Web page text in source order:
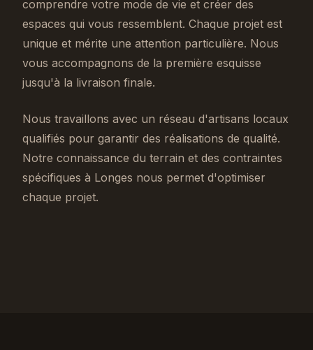
comprendre votre mode de vie et créer des
espaces qui vous ressemblent. Chaque projet est
unique et mérite une attention particulière. Nous
vous accompagnons de la première esquisse
jusqu'à la livraison finale.
Nous travaillons avec un réseau d'artisans locaux
qualifiés pour garantir des réalisations de qualité.
Notre connaissance du terrain et des contraintes
spécifiques à Longes nous permet d'optimiser
chaque projet.